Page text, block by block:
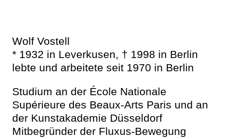
Wolf Vostell
* 1932 in Leverkusen, † 1998 in Berlin
lebte und arbeitete seit 1970 in Berlin
Studium an der École Nationale
Supérieure des Beaux-Arts Paris und an
der Kunstakademie Düsseldorf
Mitbegründer der Fluxus-Bewegung